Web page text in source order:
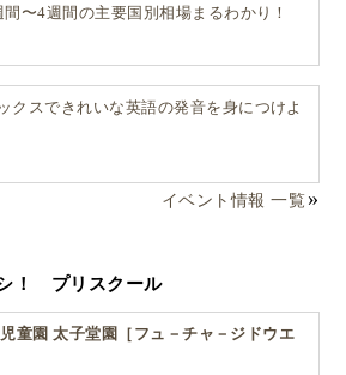
イスコーレの形をモデルにした、
ました。
8名〜30名ほどの規模で親が学
間〜4週間の主要国別相場まるわかり！
クスできれいな英語の発音を身につけよ
イベント情報 一覧
！ プリスクール
童園 太子堂園［フュ－チャ－ジドウエ